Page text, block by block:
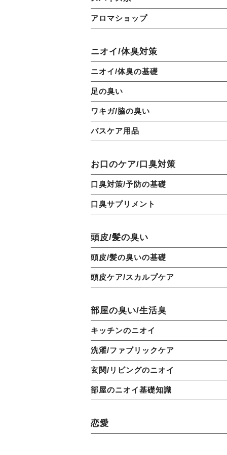
アロマショップ
ニオイ/体臭対策
ニオイ/体臭の基礎
足の臭い
ワキガ/脇の臭い
バスケア用品
お口のケア/口臭対策
口臭対策/予防の基礎
口臭サプリメント
頭皮/髪の臭い
頭皮/髪の臭いの基礎
頭皮ケア/スカルプケア
部屋の臭い/生活臭
キッチンのニオイ
洗濯/ファブリックケア
玄関/リビングのニオイ
部屋のニオイ基礎知識
恋愛